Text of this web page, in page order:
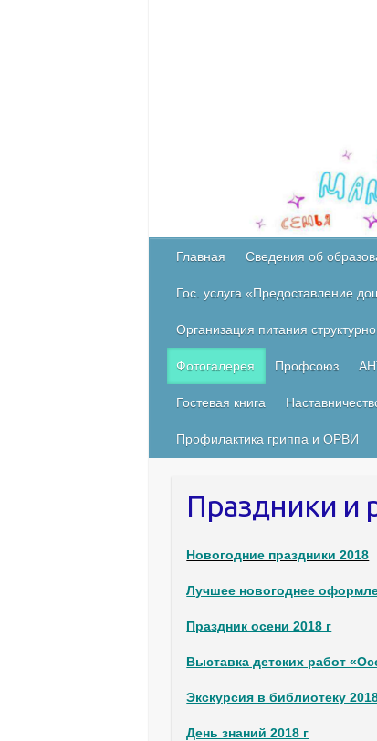
Главная Сведения об
Гос. услуга «Предоставление
Организация питания
Фотогалерея Профсоюз
Гостевая книга
Профилактика гриппа и ОРВИ
Праздники и
Новогодние праздники 2018
Лучшее новогоднее
Праздник осени 2018 г
Выставка детских работ
Экскурсия в библиотеку
День знаний 2018 г